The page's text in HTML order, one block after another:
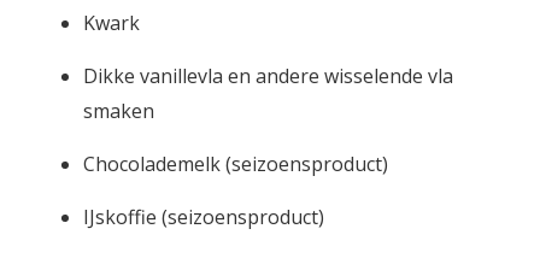
Kwark
Dikke vanillevla en andere wisselende vla
smaken
Chocolademelk (seizoensproduct)
IJskoffie (seizoensproduct)